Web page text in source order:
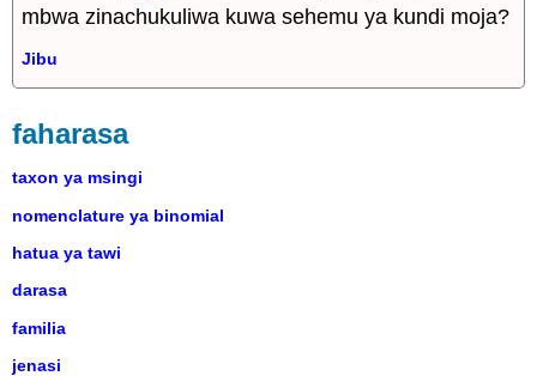
mbwa zinachukuliwa kuwa sehemu ya kundi moja?
Jibu
faharasa
taxon ya msingi
nomenclature ya binomial
hatua ya tawi
darasa
familia
jenasi